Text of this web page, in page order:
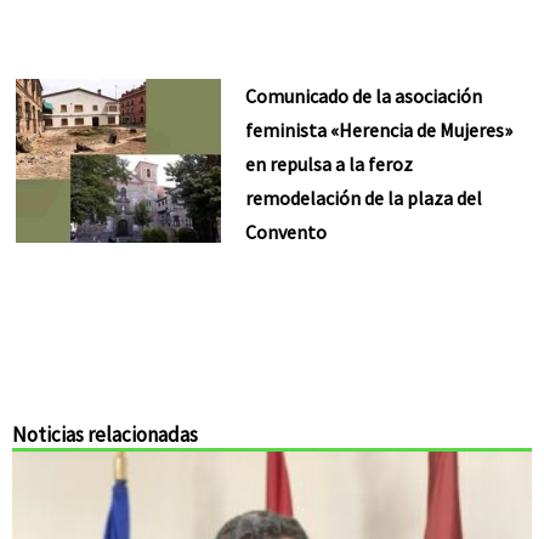
Comunicado de la asociación
feminista «Herencia de Mujeres»
en repulsa a la feroz
remodelación de la plaza del
Convento
Noticias relacionadas